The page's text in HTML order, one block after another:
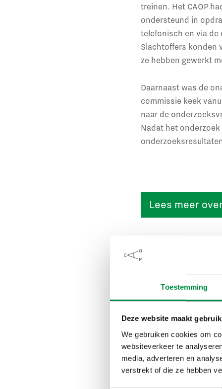
Toestemming
Deze website maakt
We gebruiken cookies om
websiteverkeer te
media, adverteren en
verstrekt of die ze hebben
treinen. Het CAOP
ondersteund in
telefonisch en via de
Slachtoffers konden
ze hebben gewerkt
Daarnaast was de
commissie keek
naar de
Nadat het
Lees meer
CAOP-
Het CAOP
gebruik van chroom-
vooraf de
onderzoekers
hun werkervaring